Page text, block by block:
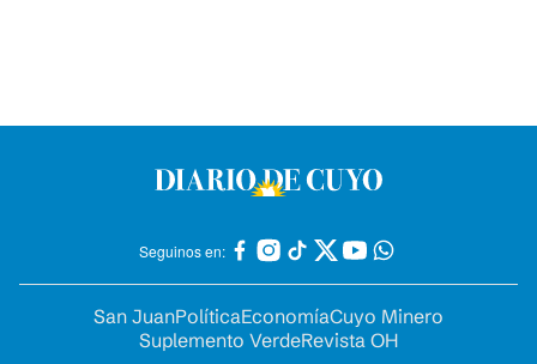
Seguinos en:
San JuanPolíticaEconomíaCuyo Minero
Suplemento VerdeRevista OH